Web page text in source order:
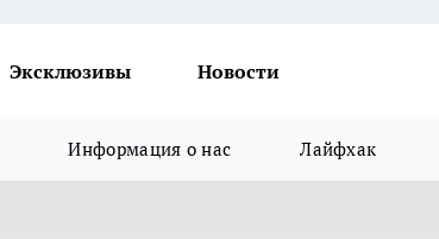
Эксклюзивы Новости
Информация о нас Лайфхак